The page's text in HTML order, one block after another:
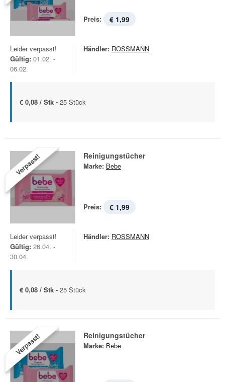
Preis: € 1,99
Leider verpasst!
Gültig: 01.02. -
06.02.
Händler: ROSSMANN
€ 0,08 / Stk - 25 Stück
Verpasst! Reinigungstücher
Marke: Bebe
Preis: € 1,99
Leider verpasst!
Gültig: 26.04. -
30.04.
Händler: ROSSMANN
€ 0,08 / Stk - 25 Stück
Verpasst! Reinigungstücher
Marke: Bebe